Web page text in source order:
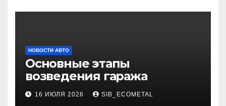
НОВОСТИ АВТО
Основные этапы
возведения гаража
16 ИЮЛЯ 2026 SIB_ECOMETAL